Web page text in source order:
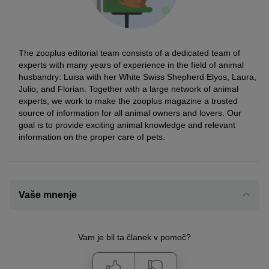
njegove stare hrane vmešajte majhno količino nove, nato pa to
Alopekis danes: Njegov obstoj je ogrožen
priznala pasmo kot posebno pasmo.
Trenutno v nekaterih grških regijah obstajajo alopekisi, ki živijo
potepuško življenje. Toda njihov obstoj je ogrožen: v leglih se
skoti malo psov, od katerih jih veliko pogine v prvem letu življenja.
Velika težava so značilne sredozemske bolezni, kot je lišmanioza.
Poleg tega so številne pse sterilizirali, da bi zmanjšali število
potepuških psov na grških ulicah.
Alopekis in kokoni
kinološka zveza, ne pa FCI ali drugi upravni organi. Kokoni je
znan tudi kot “mali grški domači pes” (Small Greek Domestic
Kokoni in alopekis imata podobno zgodovino, vendar sta tehnično
alopekis je manjši od kokonija. Če pa iščete psa iz grškega
The zooplus editorial team consists of a dedicated team of
experts with many years of experience in the field of animal
husbandry: Luisa with her White Swiss Shepherd Elyos, Laura,
Julio, and Florian. Together with a large network of animal
experts, we work to make the zooplus magazine a trusted
source of information for all animal owners and lovers. Our
goal is to provide exciting animal knowledge and relevant
information on the proper care of pets.
Vaše mnenje
Vam je bil ta članek v pomoč?